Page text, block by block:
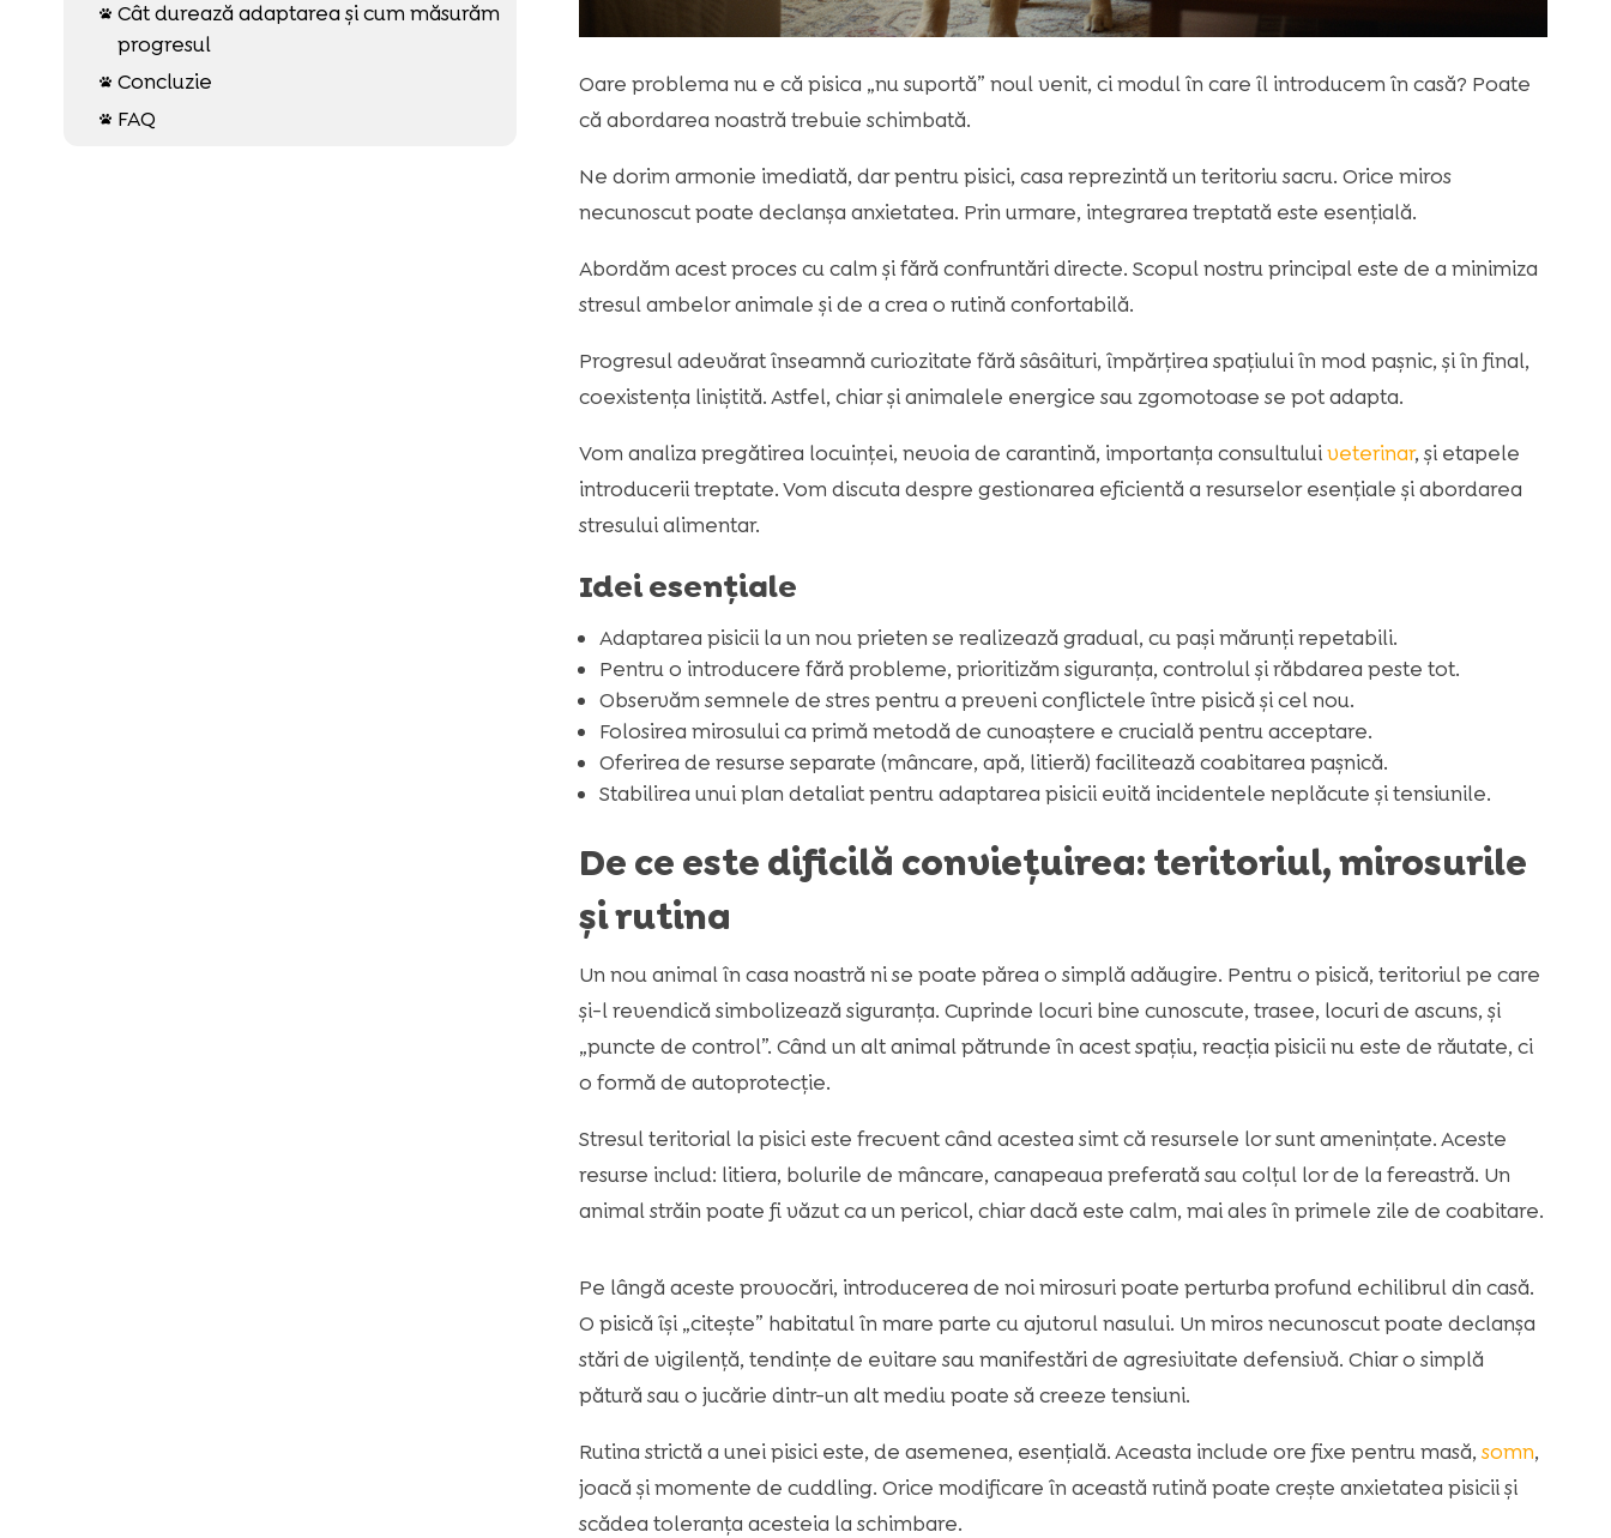
 Cât durează adaptarea și cum măsurăm
progresul
 Concluzie
 FAQ
Oare problema nu e că pisica „nu suportă” noul venit, ci modul în care îl introducem în casă? Poate
că abordarea noastră trebuie schimbată.
Ne dorim armonie imediată, dar pentru pisici, casa reprezintă un teritoriu sacru. Orice miros
necunoscut poate declanșa anxietatea. Prin urmare, integrarea treptată este esențială.
Abordăm acest proces cu calm și fără confruntări directe. Scopul nostru principal este de a minimiza
stresul ambelor animale și de a crea o rutină confortabilă.
Progresul adevărat înseamnă curiozitate fără sâsâituri, împărțirea spațiului în mod pașnic, și în final,
coexistența liniștită. Astfel, chiar și animalele energice sau zgomotoase se pot adapta.
Vom analiza pregătirea locuinței, nevoia de carantină, importanța consultuluiveterinar, și etapele
introducerii treptate. Vom discuta despre gestionarea eficientă a resurselor esențiale și abordarea
stresului alimentar.
Idei esențiale
Adaptarea pisicii la un nou prieten se realizează gradual, cu pași mărunți repetabili.
Pentru o introducere fără probleme, prioritizăm siguranța, controlul și răbdarea peste tot.
Observăm semnele de stres pentru a preveni conflictele între pisică și cel nou.
Folosirea mirosului ca primă metodă de cunoaștere e crucială pentru acceptare.
Oferirea de resurse separate (mâncare, apă, litieră) facilitează coabitarea pașnică.
Stabilirea unui plan detaliat pentru adaptarea pisicii evită incidentele neplăcute și tensiunile.
De ce este dificilă conviețuirea: teritoriul, mirosurile
și rutina
Un nou animal în casa noastră ni se poate părea o simplă adăugire. Pentru o pisică, teritoriul pe care
și-l revendică simbolizează siguranța. Cuprinde locuri bine cunoscute, trasee, locuri de ascuns, și
„puncte de control”. Când un alt animal pătrunde în acest spațiu, reacția pisicii nu este de răutate, ci
o formă de autoprotecție.
Stresul teritorial la pisici este frecvent când acestea simt că resursele lor sunt amenințate. Aceste
resurse includ: litiera, bolurile de mâncare, canapeaua preferată sau colțul lor de la fereastră. Un
animal străin poate fi văzut ca un pericol, chiar dacă este calm, mai ales în primele zile de coabitare.
Pe lângă aceste provocări, introducerea de noi mirosuri poate perturba profund echilibrul din casă.
O pisică își „citește” habitatul în mare parte cu ajutorul nasului. Un miros necunoscut poate declanșa
stări de vigilență, tendințe de evitare sau manifestări de agresivitate defensivă. Chiar o simplă
pătură sau o jucărie dintr-un alt mediu poate să creeze tensiuni.
Rutina strictă a unei pisici este, de asemenea, esențială. Aceasta include ore fixe pentru masă, somn,
joacă și momente de cuddling. Orice modificare în această rutină poate crește anxietatea pisicii și
scădea toleranța acesteia la schimbare.